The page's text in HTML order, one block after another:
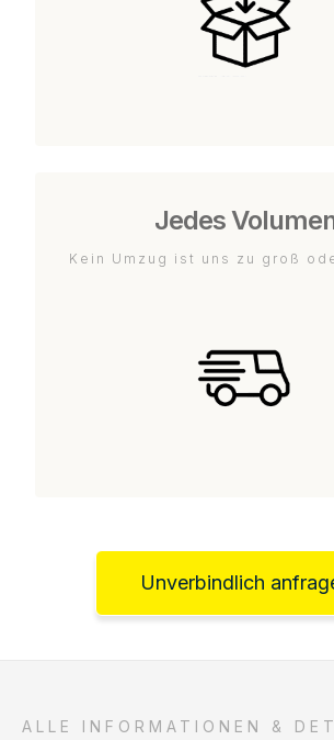
Jedes
Kein Umzug ist uns zu groß
Unverbindlich
ALLE INFORMATIONEN &